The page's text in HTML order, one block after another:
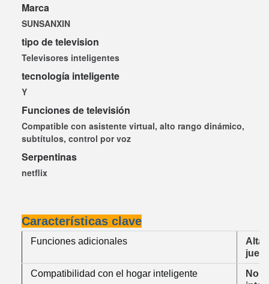
Marca
SUNSANXIN
tipo de television
Televisores inteligentes
tecnología inteligente
Y
Funciones de televisión
Compatible con asistente virtual, alto rango dinámico,
subtítulos, control por voz
Serpentinas
netflix
Características clave
Funciones adicionales
Compatibilidad con el hogar inteligente
No